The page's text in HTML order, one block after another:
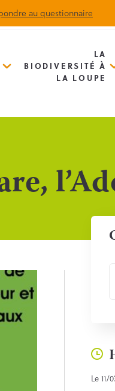
au questionnaire
Newsletter Actualités
LA
BIODIVERSITÉ À
LA LOUPE
Le 11/